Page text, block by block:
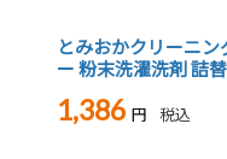
とみおかクリーニン
ー 粉末洗濯洗剤 詰
1,386 税込